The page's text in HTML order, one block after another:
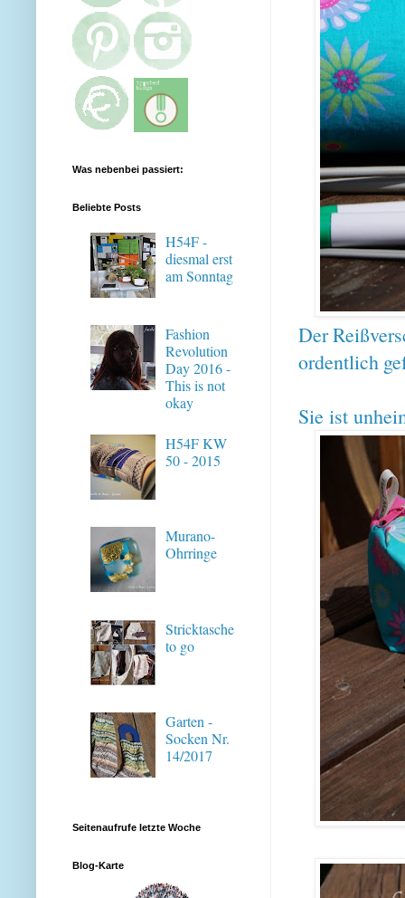
Der
ordentlich
Sie ist
Was nebenbei passiert:
Beliebte Posts
H54F -
diesmal erst
am Sonntag
Fashion
Revolution
Day 2016 -
This is not
okay
H54F KW
50 - 2015
Murano-
Ohrringe
Stricktasche
to go
Garten -
Socken Nr.
14/2017
Seitenaufrufe letzte Woche
Blog-Karte